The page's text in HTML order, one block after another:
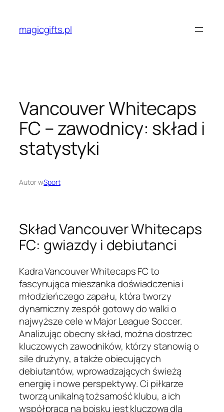
treścimagicgifts.pl
Vancouver Whitecaps
FC – zawodnicy: skład i
statystyki
Autor:wSport
Skład Vancouver Whitecaps
FC: gwiazdy i debiutanci
Kadra Vancouver Whitecaps FC to
fascynująca mieszanka doświadczenia i
młodzieńczego zapału, która tworzy
dynamiczny zespół gotowy do walki o
najwyższe cele w Major League Soccer.
Analizując obecny skład, można dostrzec
kluczowych zawodników, którzy stanowią o
sile drużyny, a także obiecujących
debiutantów, wprowadzających świeżą
energię i nowe perspektywy. Ci piłkarze
tworzą unikalną tożsamość klubu, a ich
współpraca na boisku jest kluczowa dla